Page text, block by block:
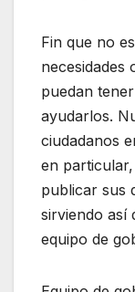
Fin que no
necesidades
puedan
ayudarlos.
ciudadanos
en
publicar sus
sirviendo así
equipo de